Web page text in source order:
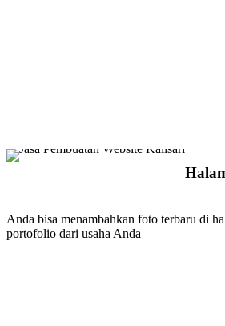
Anda bisa menambahkan foto terbaru di
portofolio dari usaha Anda